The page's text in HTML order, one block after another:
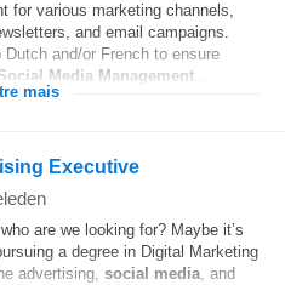
for various marketing channels,
and email campaigns.
and/or French to ensure
Media Management
mais
Executive
are we looking for? Maybe it’s
a degree in Digital Marketing
advertising, social media, and